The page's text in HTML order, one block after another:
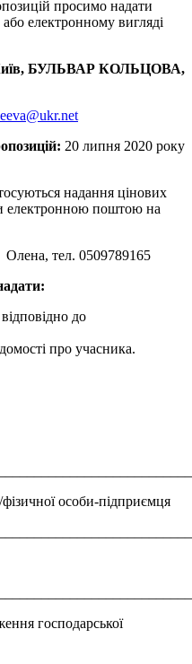
просимо надати
електронному вигляді
БУЛЬВАР КОЛЬЦОВА,
20 липня 2020 року
надання цінових
електронною поштою на
Олена, тел. 0509789165
до
про учасника.
особи-підприємця
господарської